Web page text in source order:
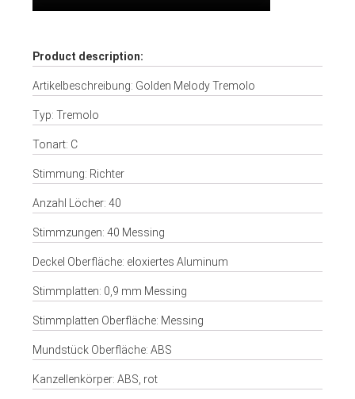
Product description:
Artikelbeschreibung: Golden Melody Tremolo
Typ: Tremolo
Tonart: C
Stimmung: Richter
Anzahl Löcher: 40
Stimmzungen: 40 Messing
Deckel Oberfläche: eloxiertes Aluminum
Stimmplatten: 0,9 mm Messing
Stimmplatten Oberfläche: Messing
Mundstück Oberfläche: ABS
Kanzellenkörper: ABS, rot